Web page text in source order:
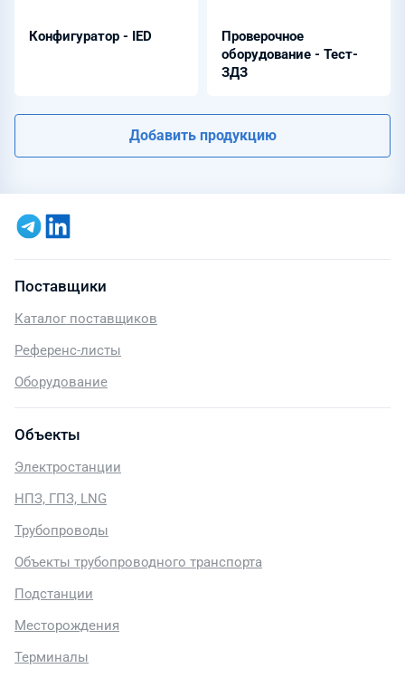
Конфигуратор - IED
Проверочное
оборудование - Тест-
ЗДЗ
Добавить продукцию
Поставщики
Каталог поставщиков
Референс-листы
Оборудование
Объекты
Электростанции
НПЗ, ГПЗ, LNG
Трубопроводы
Объекты трубопроводного транспорта
Подстанции
Месторождения
Терминалы